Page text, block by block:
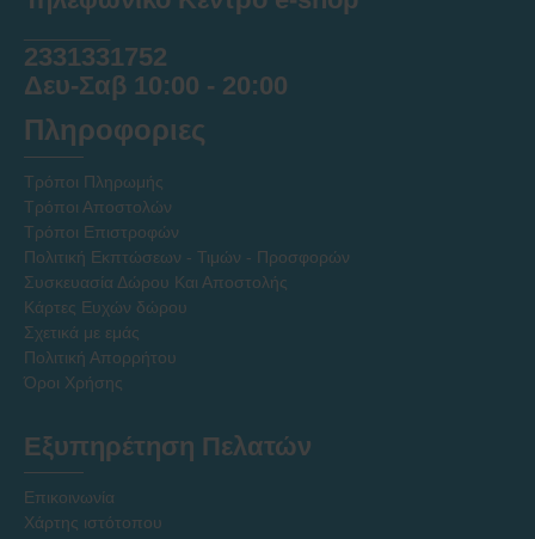
2331331752
Δευ-Σαβ 10:00 - 20:00
Πληροφοριες
Τρόποι Πληρωμής
Τρόποι Αποστολών
Τρόποι Επιστροφών
Πολιτική Εκπτώσεων - Τιμών - Προσφορών
Συσκευασία Δώρου Και Αποστολής
Κάρτες Ευχών δώρου
Σχετικά με εμάς
Πολιτική Απορρήτου
Όροι Χρήσης
Εξυπηρέτηση Πελατών
Επικοινωνία
Χάρτης ιστότοπου